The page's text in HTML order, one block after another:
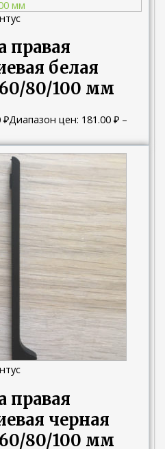
правая
белая
80/100 мм
₽Диапазон цен: 181.00 ₽ –
правая
черная
80/100 мм